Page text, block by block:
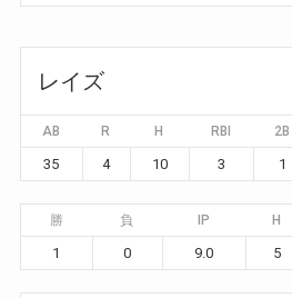
レイズ
AB R H RBI 2B
35 4 10 3 1
勝 負 IP H
1 0 9.0 5